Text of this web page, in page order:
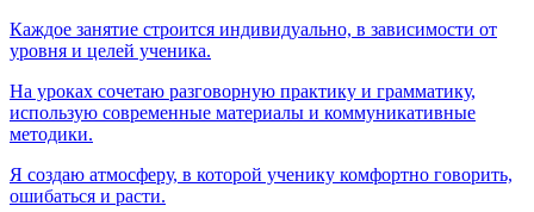
Каждое занятие строится индивидуально, в зависимости от
уровня и целей ученика.
На уроках сочетаю разговорную практику и грамматику,
использую современные материалы и коммуникативные
методики.
Я создаю атмосферу, в которой ученику комфортно говорить,
ошибаться и расти.